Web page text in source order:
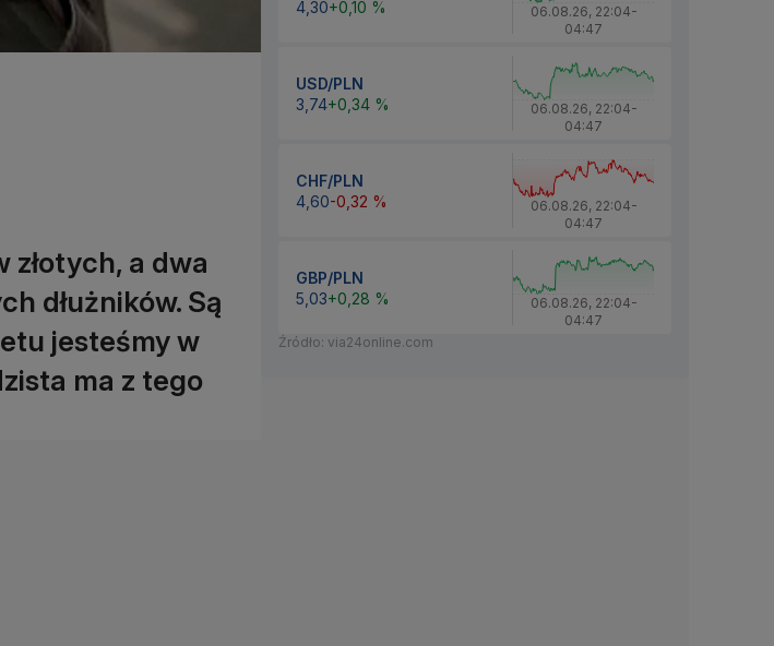
złotych, a dwa
dłużników. Są
jesteśmy w
ma z tego
4,30+0,10 % 06.08.26, 22:04-
04:47
USD/PLN
3,74+0,34 % 06.08.26, 22:04-
04:47
CHF/PLN
4,60-0,32 % 06.08.26, 22:04-
04:47
GBP/PLN
5,03+0,28 % 06.08.26, 22:04-
04:47
Źródło: via24online.com